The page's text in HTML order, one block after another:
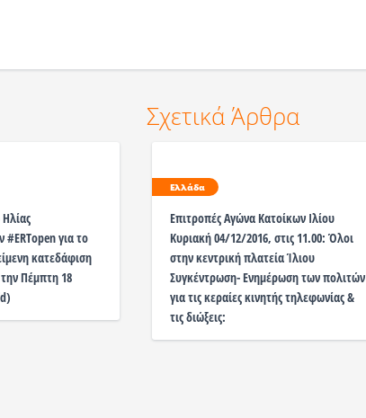
Σχετικά Άρθρα
για το
κατεδάφιση
Πέμπτη 18
Ελλάδα
Επιτροπές Αγώνα Κατοίκων Ιλίου
Κυριακή 04/12/2016, στις 11.00: Όλοι
στην κεντρική πλατεία Ίλιου
Συγκέντρωση- Ενημέρωση των πολιτών
για τις κεραίες κινητής τηλεφωνίας &
τις διώξεις: